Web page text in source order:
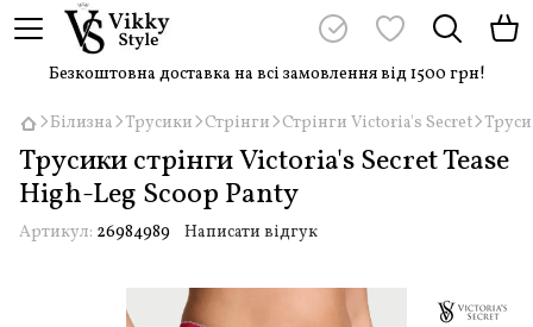
Безкоштовна доставка на всі замовлення від 1500 грн!
Білизна Трусики Стрінги Стрінги Victoria's Secret
Трусики стрінги Victoria's Secret Tease
High-Leg Scoop Panty
Артикул: 26984989 Написати відгук